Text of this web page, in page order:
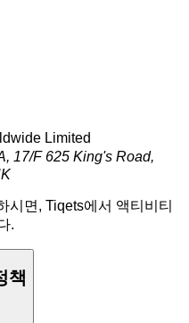
Limited
17/F 625 King's Road,
시면, Tiqets에서 액티비티
.
책